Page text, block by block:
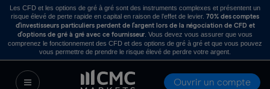
Les CFD et les options de gré à gré sont des instruments complexes et présentent un
risque élevé de perte rapide en capital en raison de l’effet de levier. 70% des comptes
d’investisseurs particuliers perdent de l’argent lors de la négociation de CFD et
d’options de gré à gré avec ce fournisseur . Vous devez vous assurer que vous
comprenez le fonctionnement des CFD et des options de gré à gré et que vous pouvez
vous permettre de prendre le risque élevé de perdre votre argent.
Ouvrir un compte